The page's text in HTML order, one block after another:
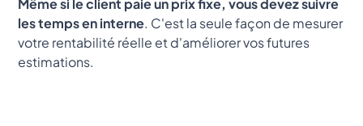
Même si le client paie un prix fixe, vous devez suivre
les temps en interne. C'est la seule façon de mesurer
votre rentabilité réelle et d'améliorer vos futures
estimations.